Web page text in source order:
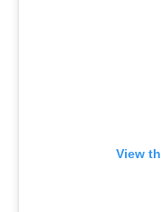
View